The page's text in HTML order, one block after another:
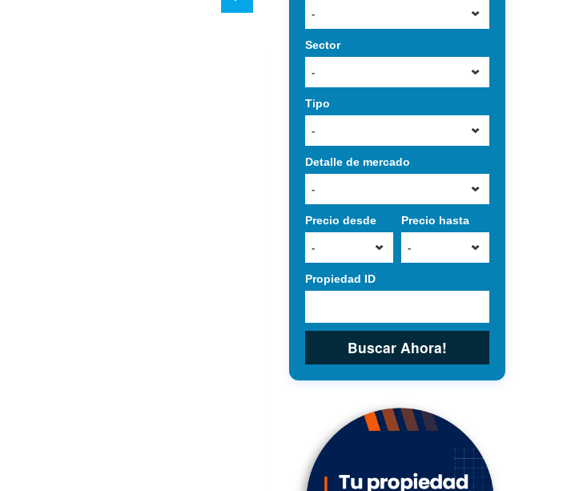
-
Sector
-
Tipo
-
Detalle de mercado
-
Precio desde
-
Precio hasta
-
Propiedad ID
Buscar Ahora!